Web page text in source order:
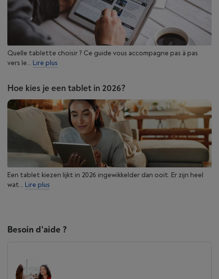
Quelle tablette choisir ? Ce guide vous accompagne pas à pas
vers le... Lire plus
Hoe kies je een tablet in 2026?
Een tablet kiezen lijkt in 2026 ingewikkelder dan ooit. Er zijn heel
wat... Lire plus
Besoin d'aide ?